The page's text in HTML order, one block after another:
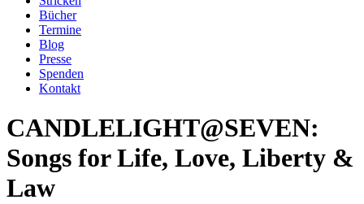
Bücher
Termine
Blog
Presse
Spenden
Kontakt
CANDLELIGHT@SEVEN:
Songs for Life, Love, Liberty &
Law